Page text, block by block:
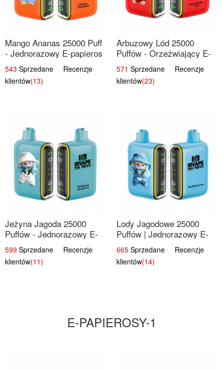
Mango Ananas 25000 Puff
- Jednorazowy E-papieros
| Egzotyczny Smak
543 Sprzedane Recenzje
klientów(13)
Arbuzowy Lód 25000
Puffów - Orzeźwiający E-
papieros Jednorazowy
571 Sprzedane Recenzje
klientów(23)
Jeżyna Jagoda 25000
Puffów - Jednorazowy E-
papierosy | Smak Leśnych
Owoców
599 Sprzedane Recenzje
klientów(11)
Lody Jagodowe 25000
Puffów | Jednorazowy E-
papieros | Deserowy Smak
665 Sprzedane Recenzje
klientów(14)
E-PAPIEROSY-1